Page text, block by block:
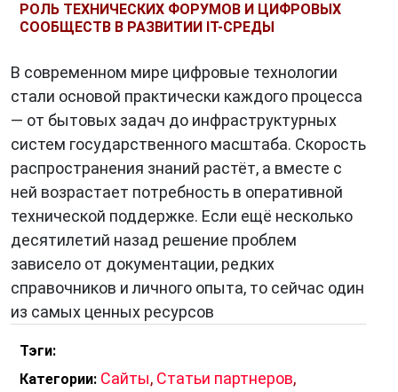
РОЛЬ ТЕХНИЧЕСКИХ ФОРУМОВ И ЦИФРОВЫХ
СООБЩЕСТВ В РАЗВИТИИ IT-СРЕДЫ
В современном мире цифровые технологии
стали основой практически каждого процесса
— от бытовых задач до инфраструктурных
систем государственного масштаба. Скорость
распространения знаний растёт, а вместе с
ней возрастает потребность в оперативной
технической поддержке. Если ещё несколько
десятилетий назад решение проблем
зависело от документации, редких
справочников и личного опыта, то сейчас один
из самых ценных ресурсов
Тэги:
Категории: Сайты, Статьи партнеров,